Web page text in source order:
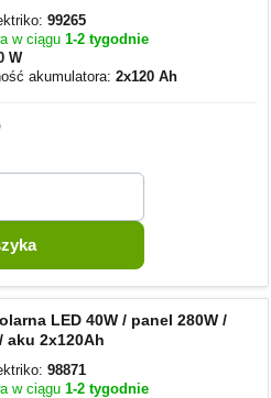
99265
w ciągu1-2 tygodnie
W
akumulatora:2x120 Ah
LED 40W / panel 280W /
aku 2x120Ah
98871
w ciągu1-2 tygodnie